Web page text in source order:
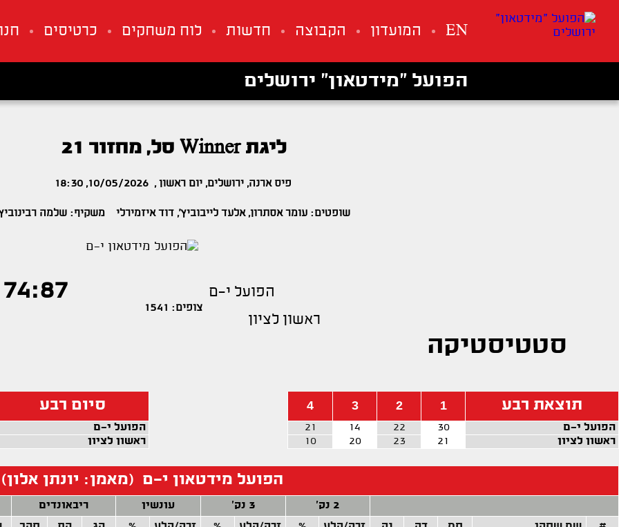
EN המועדון הקבוצה חדשות לוח משחקים כרטיסים
הפועל ״מידטאון״ ירושלים
ליגת Winner סל, מחזור 21
פיס ארנה, ירושלים, יום ראשון , 10/05/2026, 18:30
שופטים: עומר אסתרון, אלעד לייבוביץ', דוד איזמירלי משקיף: שלמה
הפועל י-ם 74:87
ראשון לציון
צופים: 1541
סטטיסטיקה
תוצאת רבע 1
2
3
4
הפועל י-ם 30
22
14
21
ראשון לציון
21
23
20
10
סיום רבע
הפועל י-ם
ראשון לציון
הפועל מידטאון י-ם (מאמן: יונתן אלון)
2 נק' 3 נק' עונשין ריבאונדים